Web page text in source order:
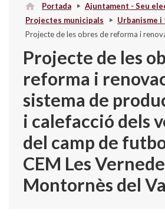
Portada
Ajuntament - Seu
Projectes municipals
Urbanisme
Projecte de les obres de reforma i
del CEM Les Vernedes a Montornès del
Projecte de les
reforma i
sistema de
i calefacció dels
del camp de
CEM Les
Montornès del